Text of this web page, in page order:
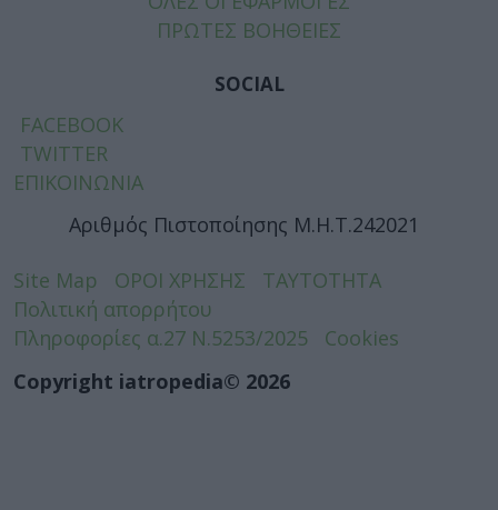
ΠΡΩΤΕΣ ΒΟΗΘΕΙΕΣ
SOCIAL
FACEBOOK
TWITTER
ΕΠΙΚΟΙΝΩΝΙΑ
Αριθμός Πιστοποίησης Μ.Η.Τ.242021
Site Map ΟΡΟΙ ΧΡΗΣΗΣ
ΤΑΥΤΟΤΗΤΑ
Πολιτική απορρήτου
Πληροφορίες α.27 Ν.5253/2025
Cookies
Copyright iatropedia© 2026